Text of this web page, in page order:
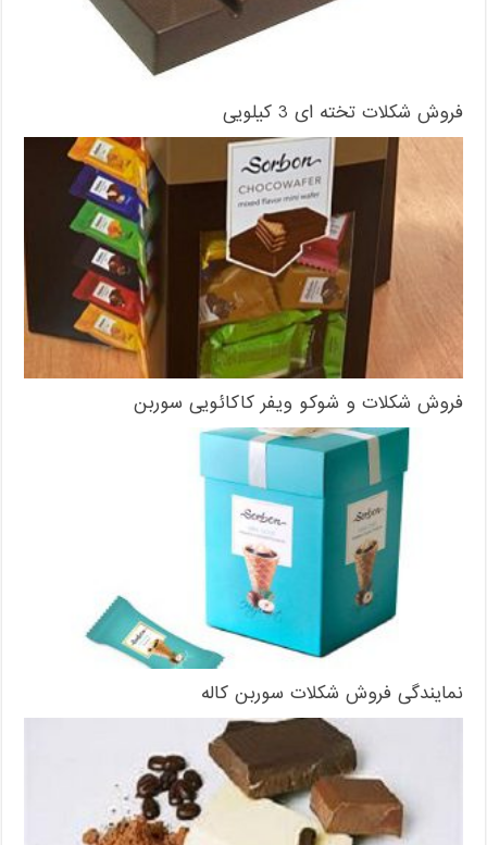
فروش شکلات تخته ای 3 کیلویی
فروش شکلات و شوکو ویفر کاکائویی سوربن
نمایندگی فروش شکلات سوربن کاله